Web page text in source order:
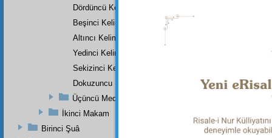
Dipnot-1
"O
Dördüncü Kelime
Beşinci Kelime
Altıncı Kelime
Yedinci Kelime
Sekizinci Kelime
Dokuzuncu Kelime
Üçüncü Medrese-i Yusufiye'nin Tek Bir Dersinin Üçüncü
İkinci Makam
Birinci Şuâ